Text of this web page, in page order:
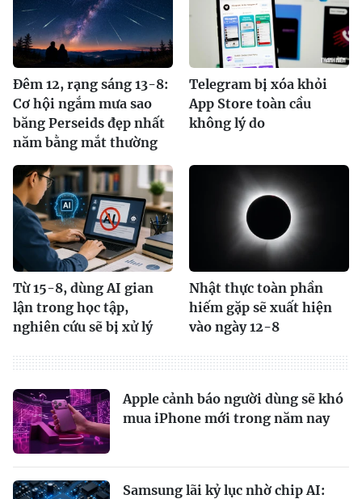
Đêm 12, rạng sáng 13-8:
Cơ hội ngắm mưa sao
băng Perseids đẹp nhất
năm bằng mắt thường
Telegram bị xóa khỏi
App Store toàn cầu
không lý do
Từ 15-8, dùng AI gian
lận trong học tập,
nghiên cứu sẽ bị xử lý
Nhật thực toàn phần
hiếm gặp sẽ xuất hiện
vào ngày 12-8
Apple cảnh báo người dùng sẽ khó
mua iPhone mới trong năm nay
Samsung lãi kỷ lục nhờ chip AI: